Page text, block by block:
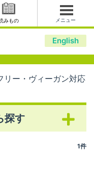
みもの メニュー
English
リー・ヴィーガン対応
探す
1件